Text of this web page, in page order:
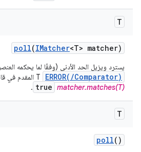
T
poll(IMatcher<T> matcher)
يسترد ويزيل الحد الأدنى (وفقًا لما يحكمه العنصر
ERROR(/Comparator)
matcher.matches(T)
true
.
T
poll()